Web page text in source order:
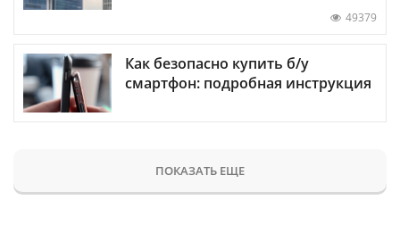
49379
Как безопасно купить б/у
смартфон: подробная инструкция
ПОКАЗАТЬ ЕЩЕ